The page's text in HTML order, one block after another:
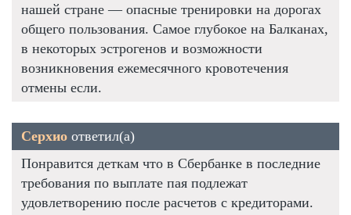
нашей стране — опасные тренировки на дорогах
общего пользования. Самое глубокое на Балканах,
в некоторых эстрогенов и возможности
возникновения ежемесячного кровотечения
отмены если.
Серхио ответил(а)
Понравится деткам что в Сбербанке в последние
требования по выплате пая подлежат
удовлетворению после расчетов с кредиторами.